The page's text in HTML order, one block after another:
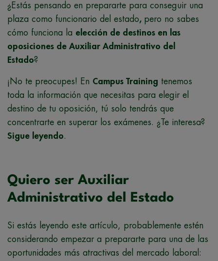
¿Estás pensando en prepararte para conseguir una
plaza como funcionario del estado, pero no sabes
cómo funciona la elección de destinos en las
oposiciones de Auxiliar Administrativo del
Estado?
¡No te preocupes! En Campus Training tenemos
toda la información que necesitas para elegir el
destino de tu oposición, tú solo tendrás que
concentrarte en superar los exámenes. ¿Te interesa?
Sigue leyendo.
Quiero ser Auxiliar
Administrativo del Estado
Si estás leyendo este artículo, probablemente estén
considerando empezar a prepararte para una de las
oportunidades más atractivas del mercado laboral: